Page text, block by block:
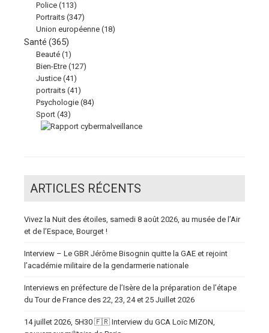
Police (113)
Portraits (347)
Union européenne (18)
Santé (365)
Beauté (1)
Bien-Etre (127)
Justice (41)
portraits (41)
Psychologie (84)
Sport (43)
ARTICLES RÉCENTS
Vivez la Nuit des étoiles, samedi 8 août 2026, au musée de l’Air
et de l’Espace, Bourget !
Interview – Le GBR Jérôme Bisognin quitte la GAE et rejoint
l’académie militaire de la gendarmerie nationale
Interviews en préfecture de l’Isère de la préparation de l’étape
du Tour de France des 22, 23, 24 et 25 Juillet 2026
14 juillet 2026, 5H30 🇫🇷 Interview du GCA Loïc MIZON,